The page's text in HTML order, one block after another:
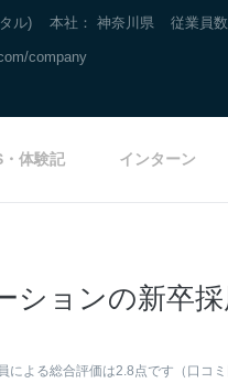
ル) 本社： 神奈川県 従業員
company
・体験記 インターン
ションの新卒
よる総合評価は2.8点です（口コ